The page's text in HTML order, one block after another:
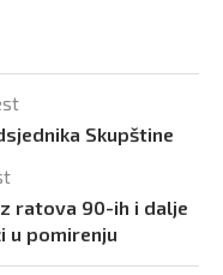
Skupštine
ratova 90-ih i dalje
u pomirenju